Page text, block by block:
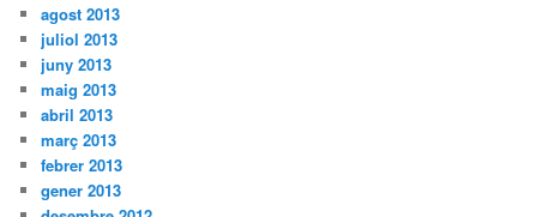
agost 2013
juliol 2013
juny 2013
maig 2013
abril 2013
març 2013
febrer 2013
gener 2013